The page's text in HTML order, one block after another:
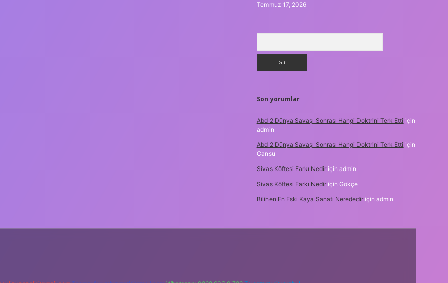
Temmuz 17, 2026
Son yorumlar
Abd 2 Dünya Savaşı Sonrası Hangi Doktrini Terk Etti için
admin
Abd 2 Dünya Savaşı Sonrası Hangi Doktrini Terk Etti için
Cansu
Sivas Köftesi Farkı Nediriçin admin
Sivas Köftesi Farkı Nediriçin Gökçe
Bilinen En Eski Kaya Sanatı Neredediriçin admin